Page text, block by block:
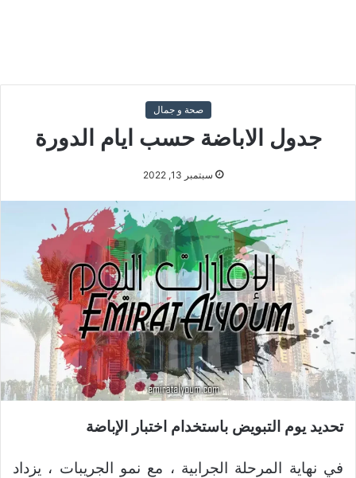
صحة و جمال
جدول الاباضة حسب ايام الدورة
سبتمبر 13, 2022
تحديد يوم التبويض باستخدام اختبار الإباضة
في نهاية المرحلة الجرابية ، مع نمو الجريبات ، يزداد